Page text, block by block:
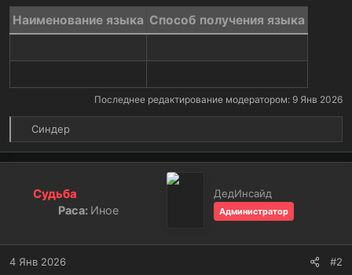
Наименование языка​ Способ получения языка​
Последнее редактирование модератором: 9 Янв 2026
Р
е
ц
Синдер
Судьба
Раса: Иное
ДедИнсайд
Администратор
4 Янв 2026 #2